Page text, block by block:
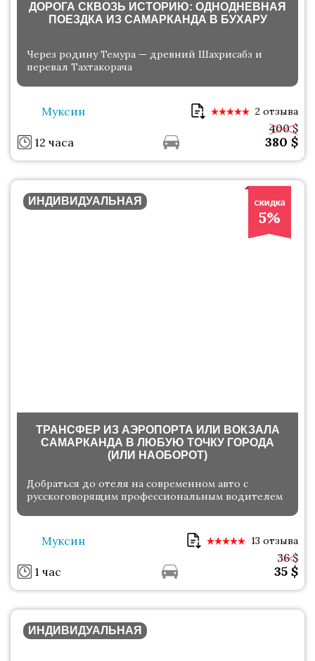
ДОРОГА СКВОЗЬ ИСТОРИЮ: ОДНОДНЕВНАЯ
ПОЕЗДКА ИЗ САМАРКАНДА В БУХАРУ
Через родину Темура — древний Шахрисабз и
перевал Тахтакорача
Муксин 2 отзыва
12 часа 380 $
400 $
5%
ИНДИВИДУАЛЬНАЯ
ТРАНСФЕР ИЗ АЭРОПОРТА ИЛИ ВОКЗАЛА
САМАРКАНДА В ЛЮБУЮ ТОЧКУ ГОРОДА
(ИЛИ НАОБОРОТ)
Добраться до отеля на современном авто с
русскоговорящим профессиональным водителем
Муксин 13 отзыва
1 час 35 $
36 $
ИНДИВИДУАЛЬНАЯ